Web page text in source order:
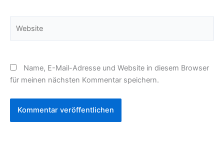
Name, E-Mail-Adresse und Website in diesem Browser
für meinen nächsten Kommentar speichern.